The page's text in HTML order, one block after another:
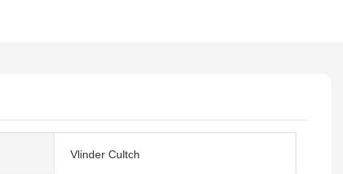
Vlinder Cultch